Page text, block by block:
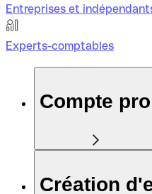
Entreprises et
Experts-comptables
Compte pro
Création